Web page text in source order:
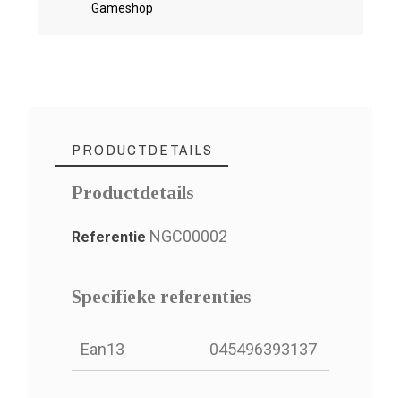
Gameshop
PRODUCTDETAILS
Productdetails
Referentie NGC00002
Specifieke referenties
Ean13 045496393137